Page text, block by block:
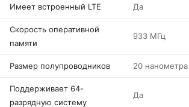
Имеет встроенный LTE Да
Скорость оперативной
памяти
933 МГц
Размер полупроводников 20 нанометра
Поддерживает 64-
разрядную систему
Да